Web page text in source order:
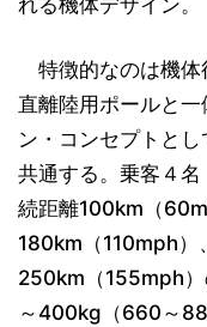
れる機体デザイン。
特徴的なのは機体
直離陸用ポールと
ン・コンセプトと
共通する。乗客４
続距離100km（
180km（110mph）
250km（155mph
～400kg（660～